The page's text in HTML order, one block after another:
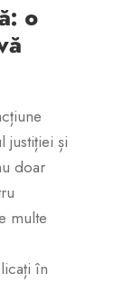
o
justiției și
doar
multe
în